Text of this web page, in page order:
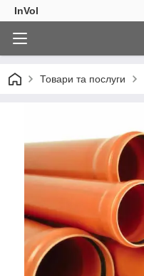
InVol
Товари та послуги